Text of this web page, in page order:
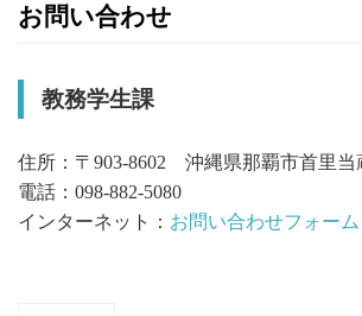
お問い合わせ
教務学生課
住所：〒903-8602 沖縄県那覇市首里当
電話：098-882-5080
インターネット： お問い合わせフォーム